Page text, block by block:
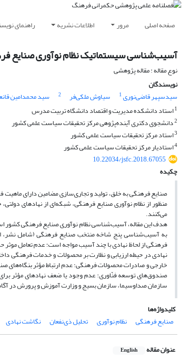
صفحه اصلی مرور اطلاعات نشریه راهنمای
آسیب‌شناسی سیستماتیک نظام نوآوری صنایع
نوع مقاله : مقاله پژوهشی
نویسندگان
سیدسپهر قاضی‌نوری1 سیاوش ملکی‌فر 2 سید محمدامین
1استاد دانشکده مدیریت و اقتصاد دانشگاه تربیت مدرس
2دانشجوی دکتری آینده‌پژوهی مرکز تحقیقات سیاست علمی کشور
3استاد مرکز تحقیقات سیاست علمی کشور
4استادیار مرکز تحقیقات سیاست علمی کشور
10.22034/jsfc.2018.67055
چکیده
صنایع فرهنگی به خلق، تولید و تجاری‌سازی مضامین دارای ماهیت
منظور از نظام نوآوری صنایع فرهنگی، شبکه‌ای از نهادهای
می‌کنند.
هدف این مقاله، آسیب‌شناسی نظام نوآوری صنایع فرهنگی کشور
به آسیب‌شناسی پنج شاخه منتخب صنایع فرهنگی (شامل نشر،
فرهنگی از لحاظ نهادی با چند آسیب مواجه است: عدم تعامل موثر
نهادی در حیطه ارزیابی و نظارت بر محصولات و خدمات فرهنگی
خارجی و صادرات محصولات فرهنگی؛ عدم ارتباط مؤثر بنگاه‌های
صندوق‌های توسعه فنّاوری؛ عدم وجود یا ضعف نهادهای مؤثر برای
سازمان صداوسیما، سازمان بسیج و وزارت آموزش و پرورش در
کلیدواژه‌ها
صنایع فرهنگی
نظام نوآوری تحلیل ذی‌نفعان نگاشت نهادی
عنوان مقاله English